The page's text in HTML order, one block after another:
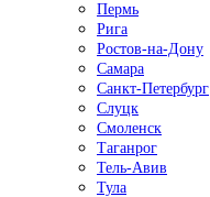
Пермь
Рига
Ростов-на-Дону
Самара
Санкт-Петербург
Слуцк
Смоленск
Таганрог
Тель-Авив
Тула